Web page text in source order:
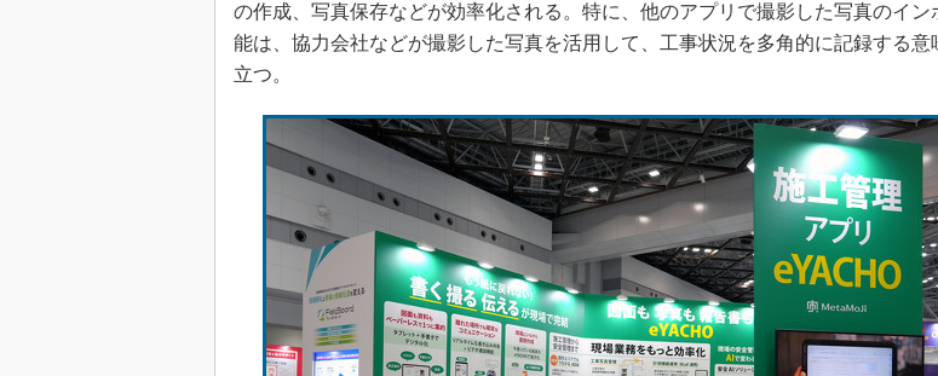
の作成、写真保存などが効率化される。特に、他のアプリで撮影した写真のイン
能は、協力会社などが撮影した写真を活用して、工事状況を多角的に記録する意
立つ。